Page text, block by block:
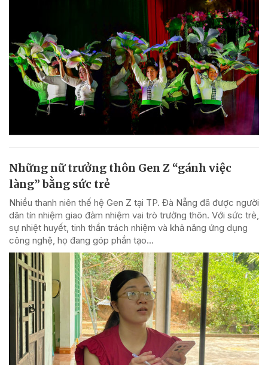
Những nữ trưởng thôn Gen Z “gánh việc
làng” bằng sức trẻ
Nhiều thanh niên thế hệ Gen Z tại TP. Đà Nẵng đã được người
dân tín nhiệm giao đảm nhiệm vai trò trưởng thôn. Với sức trẻ,
sự nhiệt huyết, tinh thần trách nhiệm và khả năng ứng dụng
công nghệ, họ đang góp phần tạo...